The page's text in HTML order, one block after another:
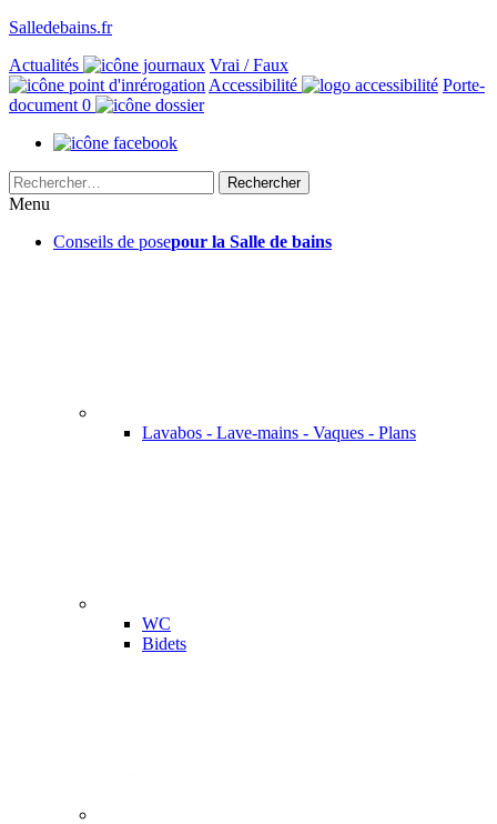
Salledebains.fr
Actualités
Vrai / Faux
Accessibilité
Porte-
document 0
Rechercher :
Menu
Conseils de posepour la Salle de bains
Lavabos - Lave-mains - Vaques - Plans
WC
Bidets